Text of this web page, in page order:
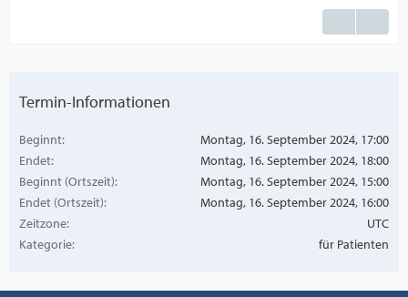
Termin-Informationen
Beginnt
Montag, 16. September 2024, 17:00
Endet
Montag, 16. September 2024, 18:00
Beginnt (Ortszeit)
Montag, 16. September 2024, 15:00
Endet (Ortszeit)
Montag, 16. September 2024, 16:00
Zeitzone
UTC
Kategorie
für Patienten